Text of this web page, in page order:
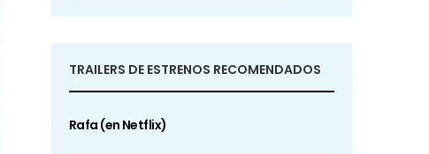
TRAILERS DE ESTRENOS RECOMENDADOS
Rafa (en Netflix)